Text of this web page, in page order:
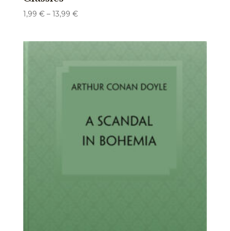
1,99 € – 13,99 €Preisspanne: